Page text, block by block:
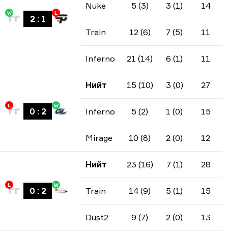
W
2: 1
L
Nuke 5 (3) 3 (1) 14
Train 12 (6) 7 (5) 11
Inferno 21 (14) 6 (1) 11
L
0 : 2
W
Нийт 15 (10) 3 (0) 27
Inferno 5 (2) 1 (0) 15
Mirage 10 (8) 2 (0) 12
L
0 : 2
W
Нийт 23 (16) 7 (1) 28
Train 14 (9) 5 (1) 15
Dust2 9 (7) 2 (0) 13